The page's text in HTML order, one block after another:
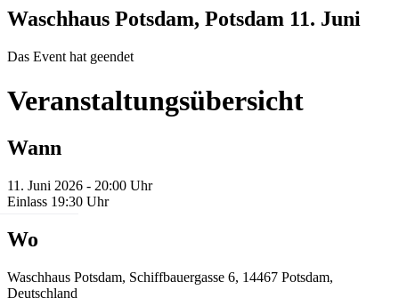
Waschhaus Potsdam, Potsdam 11. Juni
Das Event hat geendet
Veranstaltungsübersicht
Wann
11. Juni 2026 - 20:00 Uhr
Einlass 19:30 Uhr
Wo
Waschhaus Potsdam, Schiffbauergasse 6, 14467 Potsdam,
Deutschland